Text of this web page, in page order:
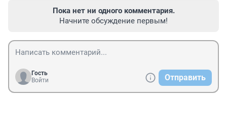
Пока нет ни одного комментария.
Начните обсуждение первым!
Гость
Войти
Отправить